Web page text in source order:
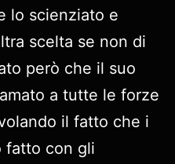
lo scienziato e
scelta se non di
però che il suo
a tutte le forze
il fatto che i
fatto con gli